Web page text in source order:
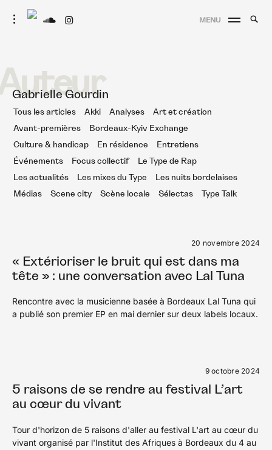
Skip
to
toggle
MENU
Gabrielle Gourdin
Tous les articles Akki Analyses
Art et création
Avant-premières
Bordeaux-Kyiv Exchange
Culture & handicap
En résidence
Entretiens
Événements
Focus collectif
Le Type de Rap
Les actualités
Les mixes du Type
Les nuits bordelaises
Médias
Scene city Scène locale Sélectas Type Talk
20 novembre 2024
« Extérioriser le bruit qui est dans ma
tête » : une conversation avec Lal Tuna
Rencontre avec la musicienne basée à Bordeaux Lal Tuna qui
a publié son premier EP en mai dernier sur deux labels locaux.
9 octobre 2024
5 raisons de se rendre au festival L’art
au cœur du vivant
Tour d'horizon de 5 raisons d'aller au festival L'art au cœur du
vivant organisé par l'Institut des Afriques à Bordeaux du 4 au